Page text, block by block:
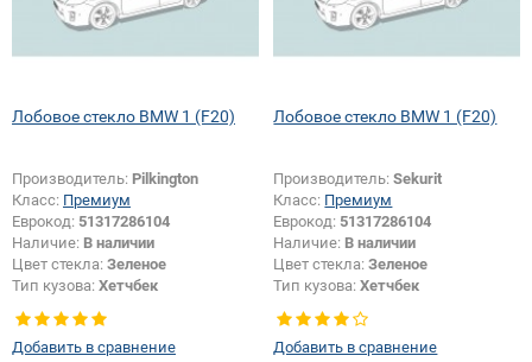
Лобовое стекло BMW 1 (F20)
Производитель: Pilkington
Класс: Премиум
Еврокод: 51317286104
Наличие: В наличии
Цвет стекла: Зеленое
Тип кузова: Хетчбек
Изменение крепления зеркала +
шелкографии:
Добавить в сравнение
Лобовое стекло BMW 1 (F20)
Производитель:Sekurit
Класс: Премиум
Еврокод: 51317286104
Наличие: В наличии
Цвет стекла:Зеленое
Тип кузова:Хетчбек
Изменение крепления зеркала +
шелкографии:
Добавить в сравнение